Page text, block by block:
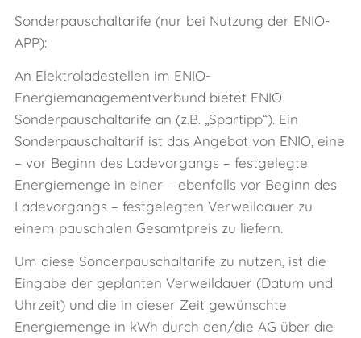
Sonderpauschaltarife (nur bei Nutzung der ENIO-
APP):
An Elektroladestellen im ENIO-
Energiemanagementverbund bietet ENIO
Sonderpauschaltarife an (z.B. „Spartipp“). Ein
Sonderpauschaltarif ist das Angebot von ENIO, eine
– vor Beginn des Ladevorgangs – festgelegte
Energiemenge in einer – ebenfalls vor Beginn des
Ladevorgangs – festgelegten Verweildauer zu
einem pauschalen Gesamtpreis zu liefern.
Um diese Sonderpauschaltarife zu nutzen, ist die
Eingabe der geplanten Verweildauer (Datum und
Uhrzeit) und die in dieser Zeit gewünschte
Energiemenge in kWh durch den/die AG über die